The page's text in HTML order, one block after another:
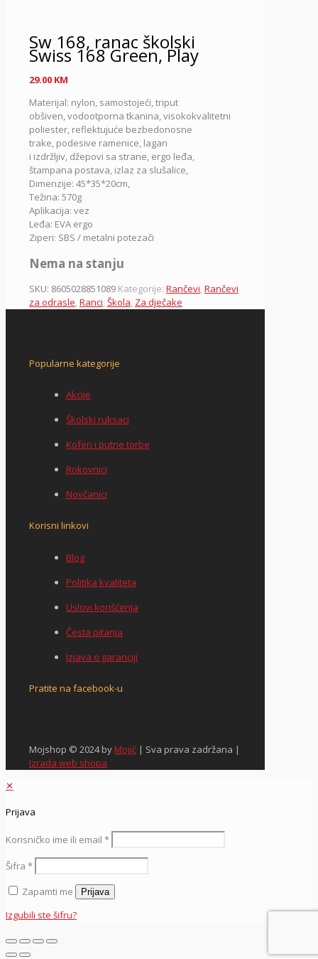
Sw 168, ranac školski
Swiss 168 Green, Play
29.00 KM
Materijal: nylon, samostojeći, triput
obšiven, vodootporna tkanina, visokokvalitetni
poliester, reflektujuće bezbedonosne
trake, podesive ramenice, lagan
i izdržljiv, džepovi sa strane, ergo leđa,
štampana postava, izlaz za slušalice,
Dimenzije: 45*35*20cm,
Težina: 570g
Aplikacija: vez
Leđa: EVA ergo
Ziperi: SBS / metalni potezači
Nema na stanju
SKU: 8605028851089 Kategorije: Rančevi,Rančevi
za odrasle,Ranci,Škola, Za dječake
Popularne kategorije
Akcije
Školski ruksaci
Koferi i putne torbe
Rokovnici
Novčanici
Korisni linkovi
Blog
Politika kvaliteta
Uslovi korišćenja
Česta pitanja
Izjava o garanciji
Pratite na facebook-u
Mojshop © 2024 byMojić | Sva prava zadržana |
Izrada web shopa
✕
Prijava
Korisničko ime ili email *
Šifra *
Zapamti me
Prijava
Izgubili ste šifru?